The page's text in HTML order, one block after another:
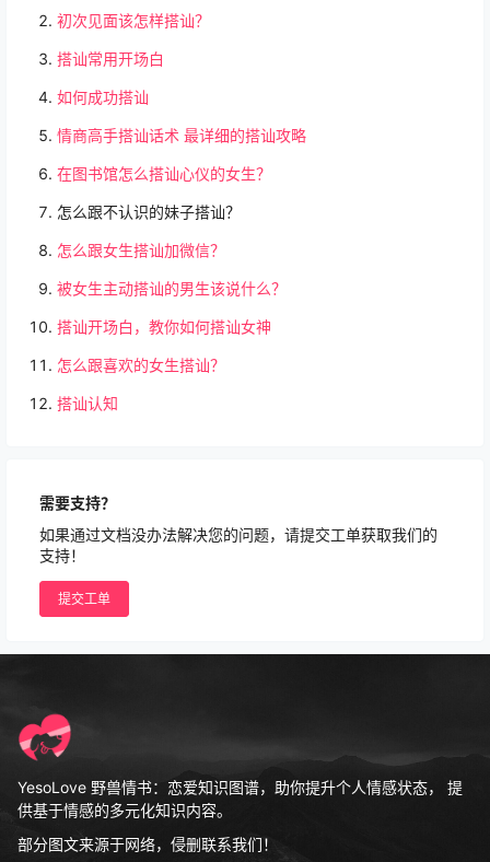
初次见面该怎样搭讪？
搭讪常用开场白
如何成功搭讪
情商高手搭讪话术 最详细的搭讪攻略
在图书馆怎么搭讪心仪的女生？
怎么跟不认识的妹子搭讪？
怎么跟女生搭讪加微信？
被女生主动搭讪的男生该说什么？
搭讪开场白，教你如何搭讪女神
怎么跟喜欢的女生搭讪？
搭讪认知
需要支持？
如果通过文档没办法解决您的问题，请提交工单获取我们的
支持！
提交工单
YesoLove 野兽情书：恋爱知识图谱，助你提升个人情感状态， 提
供基于情感的多元化知识内容。
部分图文来源于网络，侵删联系我们！